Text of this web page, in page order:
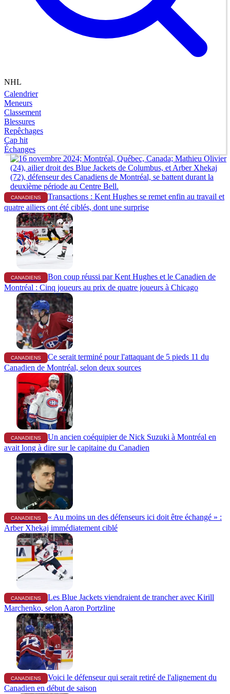
NHL
Calendrier
Meneurs
Classement
Blessures
Repêchages
Cap hit
Échanges
CANADIENS
Transactions : Kent Hughes se remet enfin au travail et
quatre ailiers ont été ciblés, dont une surprise
CANADIENS
Bon coup réussi par Kent Hughes et le Canadien de
Montréal : Cinq joueurs au prix de quatre joueurs à Chicago
CANADIENS
Ce serait terminé pour l'attaquant de 5 pieds 11 du
Canadien de Montréal, selon deux sources
CANADIENS
Un ancien coéquipier de Nick Suzuki à Montréal en
avait long à dire sur le capitaine du Canadien
CANADIENS
« Au moins un des défenseurs ici doit être échangé » :
Arber Xhekaj immédiatement ciblé
CANADIENS
Les Blue Jackets viendraient de trancher avec Kirill
Marchenko, selon Aaron Portzline
CANADIENS
Voici le défenseur qui serait retiré de l'alignement du
Canadien en début de saison